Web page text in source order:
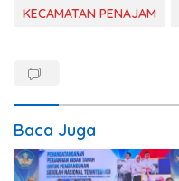
KECAMATAN PENAJAM
Baca Juga